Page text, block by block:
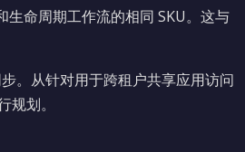
命周期工作流的相同 SKU。这与
。从针对用于跨租户共享应用访问
划。